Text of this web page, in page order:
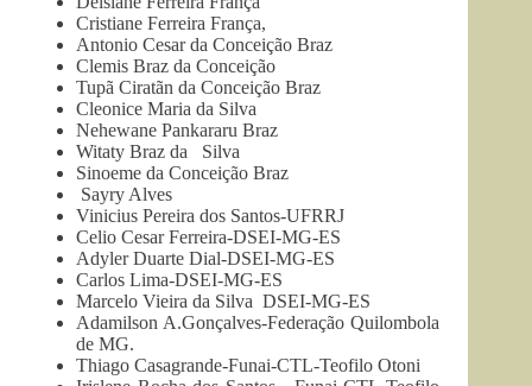
Cristiane Ferreira França,
Antonio Cesar da Conceição Braz
Clemis Braz da Conceição
Tupã Ciratãn da Conceição Braz
Cleonice Maria da Silva
Nehewane Pankararu Braz
Witaty Braz da Silva
Sinoeme da Conceição Braz
Sayry Alves
Vinicius Pereira dos Santos-UFRRJ
Celio Cesar Ferreira-DSEI-MG-ES
Adyler Duarte Dial-DSEI-MG-ES
Carlos Lima-DSEI-MG-ES
Marcelo Vieira da Silva DSEI-MG-ES
Adamilson A.Gonçalves-Federação Quilombola
de MG.
Thiago Casagrande-Funai-CTL-Teofilo Otoni